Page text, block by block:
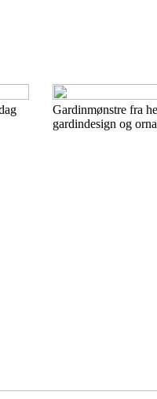
Gardinmønstre fra
gardindesign og